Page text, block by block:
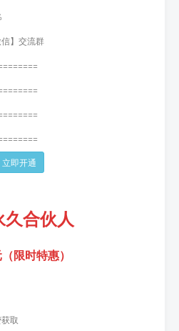
】交流群
立即开通
合伙人
限时特惠）
取